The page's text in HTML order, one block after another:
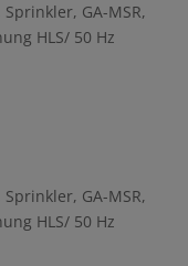
GA-MSR,
HLS/ 50 Hz
GA-MSR,
HLS/ 50 Hz